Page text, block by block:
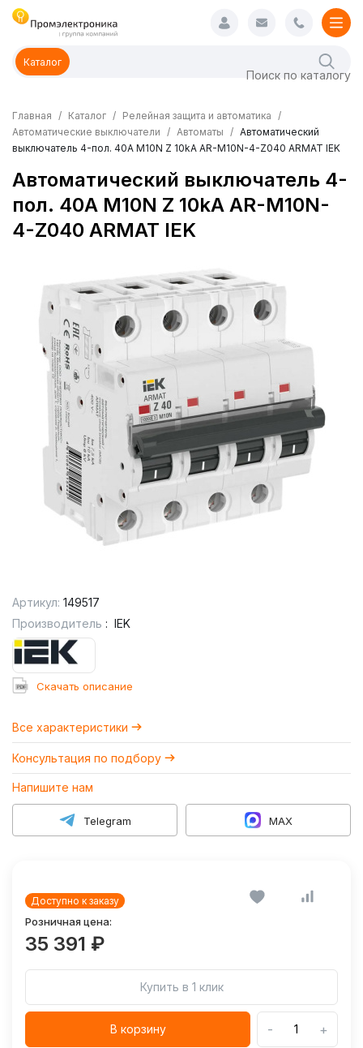
Каталог
Главная Каталог
Релейная защита и автоматика
Автоматические выключатели
Автоматы
Автоматический
выключатель 4-пол. 40А M10N Z 10kA AR-M10N-4-Z040 ARMAT IEK
Автоматический выключатель 4-
пол. 40А M10N Z 10kA AR-M10N-
4-Z040 ARMAT IEK
Артикул: 149517
Производитель : IEK
Cкачать описание
Все характеристики
Консультация по подбору
Напишите нам
Telegram MAX
Доступно к заказу
Розничная цена:
35 391 ₽
Купить в 1 клик
В корзину - +